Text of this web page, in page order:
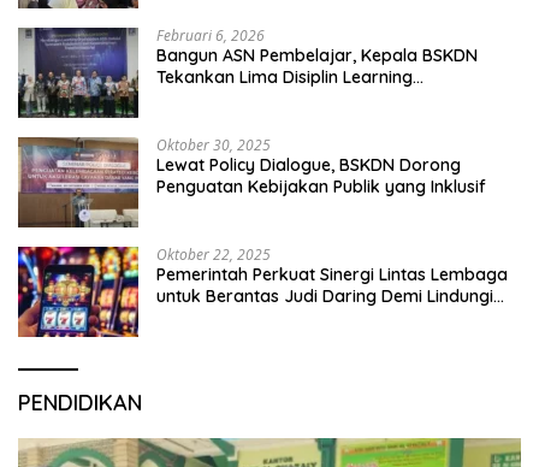
Februari 6, 2026
Bangun ASN Pembelajar, Kepala BSKDN
Tekankan Lima Disiplin Learning
Oktober 30, 2025
Lewat Policy Dialogue, BSKDN Dorong
Penguatan Kebijakan Publik yang Inklusif
Oktober 22, 2025
Pemerintah Perkuat Sinergi Lintas Lembaga
untuk Berantas Judi Daring Demi Lindungi
PENDIDIKAN